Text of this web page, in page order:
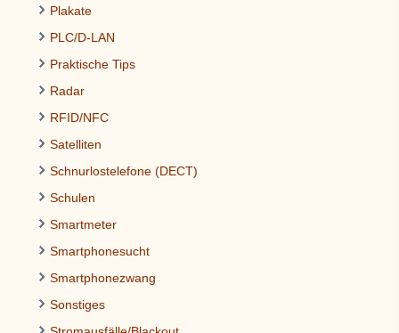
Plakate
PLC/D-LAN
Praktische Tips
Radar
RFID/NFC
Satelliten
Schnurlostelefone (DECT)
Schulen
Smartmeter
Smartphonesucht
Smartphonezwang
Sonstiges